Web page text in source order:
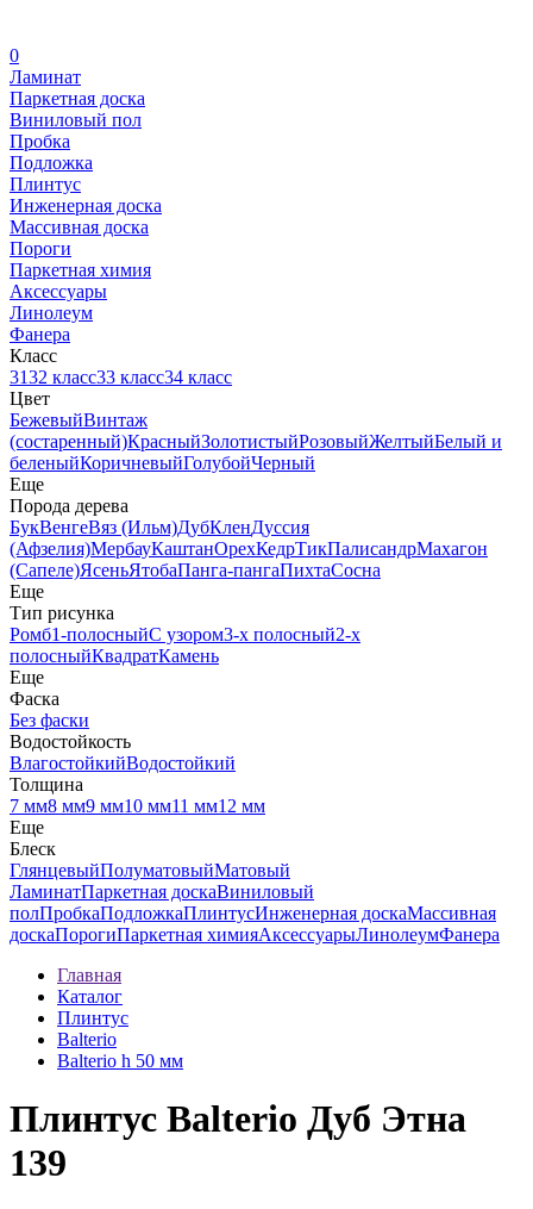
0
Ламинат
Паркетная доска
Виниловый пол
Пробка
Подложка
Плинтус
Инженерная доска
Массивная доска
Пороги
Паркетная химия
Аксессуары
Линолеум
Фанера
Класс
3132 класс33 класс34 класс
Цвет
БежевыйВинтаж
(состаренный)КрасныйЗолотистыйРозовыйЖелтыйБелый и
беленыйКоричневыйГолубойЧерный
Еще
Порода дерева
БукВенгеВяз (Ильм)ДубКленДуссия
(Афзелия)МербауКаштанОрехКедрТикПалисандрМахагон
(Сапеле)ЯсеньЯтобаПанга-пангаПихтаСосна
Еще
Тип рисунка
Ромб1-полосныйС узором3-х полосный2-х
полосныйКвадратКамень
Еще
Фаска
Без фаски
Водостойкость
ВлагостойкийВодостойкий
Толщина
7 мм8 мм9 мм10 мм11 мм12 мм
Еще
Блеск
ГлянцевыйПолуматовыйМатовый
ЛаминатПаркетная доскаВиниловый
полПробкаПодложкаПлинтусИнженерная доскаМассивная
доскаПорогиПаркетная химияАксессуарыЛинолеумФанера
Главная
Каталог
Плинтус
Balterio
Balterio h 50 мм
Плинтус Balterio Дуб Этна
139